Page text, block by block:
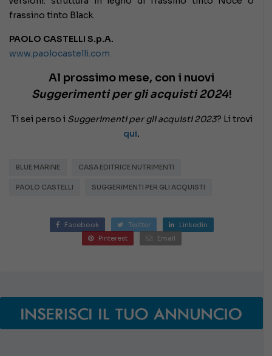
frassino tinto Black.
PAOLO CASTELLI S.p.A.
www.paolocastelli.com
Al prossimo mese, con i nuovi
Suggerimenti per gli acquisti 2024!
Ti sei perso i Suggerimenti per gli acquisti 2023? Li trovi
qui.
BLUE MARINE CASA EDITRICE NUTRIMENTI
PAOLO CASTELLI SUGGERIMENTI PER GLI ACQUISTI
Facebook Twitter
Linkedin
Pinterest
Email